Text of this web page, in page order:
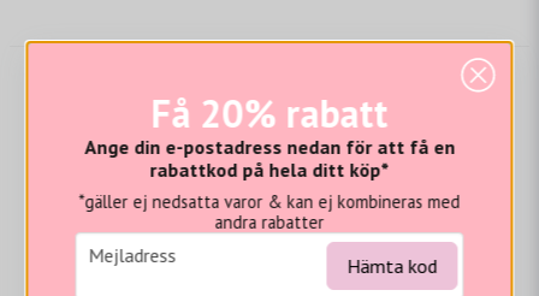
Beskrivning
Alfalfa-extrakt| Samma effekter som retinolför att
minska utseendet på rynkor utan att irriterande
egenskaper.
Havrekärnextrakt| Hjälper till att lyfta och släta ut
hudens utseende.
| Återfuktar och hjälper till att återställa
Få 20% rabatt
Ange din e-postadress nedan för att få en
rabattkod på hela ditt köp*
*gäller ej nedsatta varor & kan ej kombineras med
andra rabatter
email
Mejladress Hämta kod